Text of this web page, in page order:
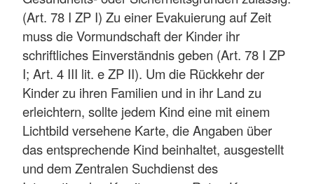
(Art. 78 I ZP I) Zu einer Evakuierung auf Zeit
muss die Vormundschaft der Kinder ihr
schriftliches Einverständnis geben (Art. 78 I ZP
I; Art. 4 III lit. e ZP II). Um die Rückkehr der
Kinder zu ihren Familien und in ihr Land zu
erleichtern, sollte jedem Kind eine mit einem
Lichtbild versehene Karte, die Angaben über
das entsprechende Kind beinhaltet, ausgestellt
und dem Zentralen Suchdienst des